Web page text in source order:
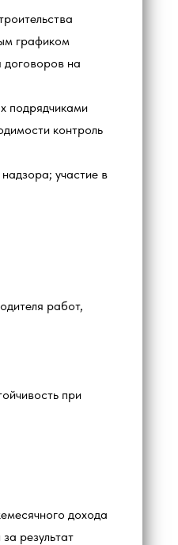
графиком
договоров на
подрядчиками
контроль
участие в
работ,
при
дохода
результат